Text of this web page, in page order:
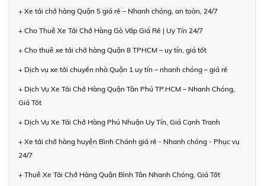
+ Xe tải chở hàng Quận 5 giá rẻ – Nhanh chóng, an toàn, 24/7
+ Cho Thuê Xe Tải Chở Hàng Gò Vấp Giá Rẻ | Uy Tín 24/7
+ Cho thuê xe tải chở hàng Quận 8 TPHCM – uy tín, giá tốt
+ Dịch vụ xe tải chuyển nhà Quận 1 uy tín – nhanh chóng – giá rẻ
+ Dịch Vụ Xe Tải Chở Hàng Quận Tân Phú TP.HCM – Nhanh Chóng,
Giá Tốt
+ Dịch Vụ Xe Tải Chở Hàng Phú Nhuận Uy Tín, Giá Cạnh Tranh
+ Xe tải chở hàng huyện Bình Chánh giá rẻ - Nhanh chóng - Phục vụ
24/7
+ Thuê Xe Tải Chở Hàng Quận Bình Tân Nhanh Chóng, Giá Tốt